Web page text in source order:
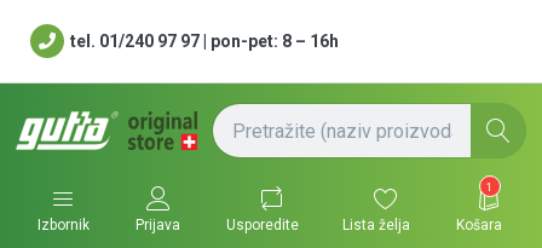
tel. 01/240 97 97 | pon-pet: 8 – 16h
Izbornik Prijava Usporedite Lista želja
1
Košara